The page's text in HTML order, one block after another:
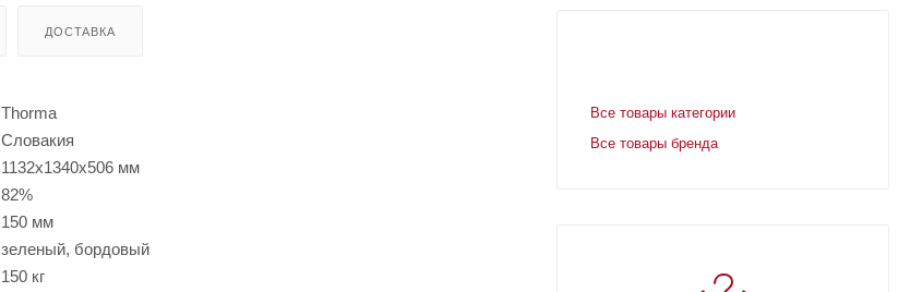
ДОСТАВКА
Thorma
Словакия
1132х1340х506 мм
82%
150 мм
зеленый, бордовый
150 кг
Все товары категории
Все товары бренда